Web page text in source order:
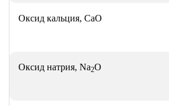
Оксид кальция, CaO
Оксид натрия, Na2O